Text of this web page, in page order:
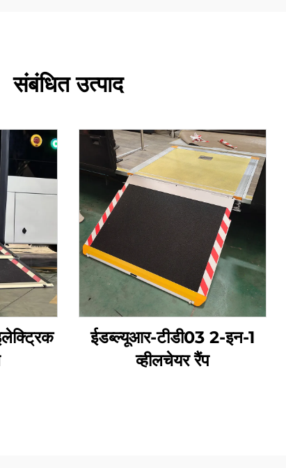
संबंधित उत्पाद
ईडब्ल्यूआर-टीडी03 2-इन-1
व्हीलचेयर रैंप